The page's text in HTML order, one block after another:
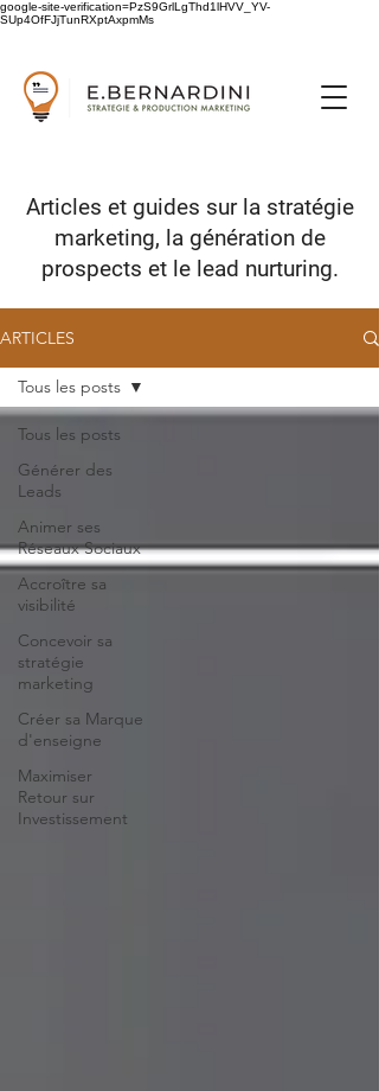
google-site-verification=PzS9GrlLgThd1lHVV_YV-
SUp4OfFJjTunRXptAxpmMs
Articles et guides surla stratégie
marketing, la génération de
prospects et le lead nurturing.
ARTICLES
Tous les posts
Générer des
Leads
Animer ses
Réseaux Sociaux
Accroître sa
visibilité
Concevoir sa
stratégie
marketing
Créer sa Marque
d'enseigne
Maximiser
Retour sur
Investissement
Tous les posts